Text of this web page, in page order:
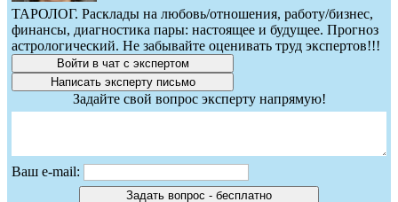
ТАРОЛОГ. Расклады на любовь/отношения, работу/бизнес,
финансы, диагностика пары: настоящее и будущее. Прогноз
астрологический. Не забывайте оценивать труд экспертов!!!
Задайте свой вопрос эксперту напрямую!
Ваш e-mail: